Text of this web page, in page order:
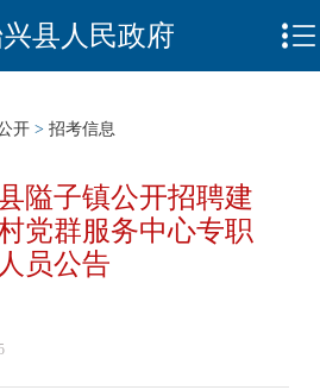
县人民政府
开 > 招考信息
隘子镇公开招聘建
党群服务中心专职
人员公告